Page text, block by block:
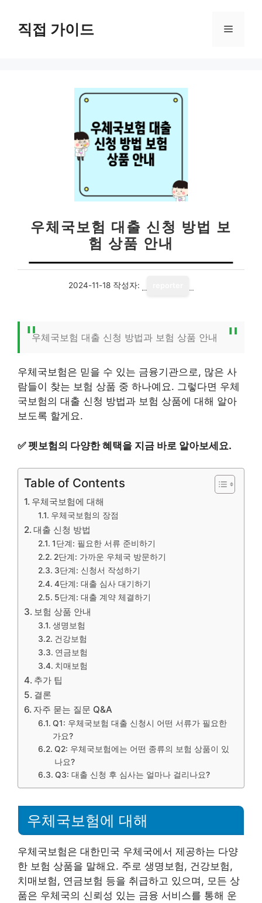
직접 가이드 메
우체국보험 대출 신청 방법 보
험 상품 안내
2024-11-18 작성자:
우체국보험 대출 신청 방법과 보험 상품 안내
우체국보험은 믿을 수 있는 금융기관으로, 많은 사
람들이 찾는 보험 상품 중 하나예요. 그렇다면 우체
국보험의 대출 신청 방법과 보험 상품에 대해 알아
보도록 할게요.
✅펫보험의 다양한 혜택을 지금 바로 알아보세요.
Table of Contents
우체국보험에 대해
우체국보험의 장점
대출 신청 방법
1단계: 필요한 서류 준비하기
2단계: 가까운 우체국 방문하기
3단계: 신청서 작성하기
4단계: 대출 심사 대기하기
5단계: 대출 계약 체결하기
보험 상품 안내
생명보험
건강보험
연금보험
치매보험
추가 팁
결론
자주 묻는 질문 Q&A
Q1: 우체국보험 대출 신청시 어떤 서류가 필요한
가요?
Q2: 우체국보험에는 어떤 종류의 보험 상품이 있
나요?
Q3: 대출 신청 후 심사는 얼마나 걸리나요?
우체국보험에 대해
우체국보험은 대한민국 우체국에서 제공하는 다양
한 보험 상품을 말해요. 주로 생명보험, 건강보험,
치매보험, 연금보험 등을 취급하고 있으며, 모든 상
품은 우체국의 신뢰성 있는 금융 서비스를 통해 운